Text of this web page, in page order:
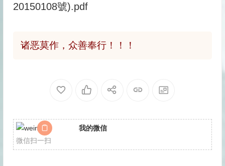
20150108號).pdf
诸恶莫作，众善奉行！！！
我的微信
微信扫一扫